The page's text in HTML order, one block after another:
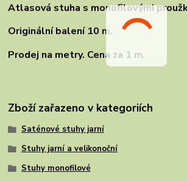
Atlasová stuha s monofilovými
Originální balení 10 m.
Prodej na metry. Cena za 1 m.
Zboží zařazeno v kategoriích
Saténové stuhy jarní
Stuhy jarní a velikonoční
Stuhy monofilové